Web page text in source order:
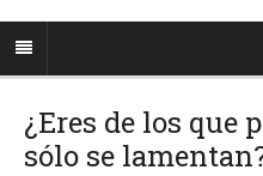
¿Eres de los que
sólo se